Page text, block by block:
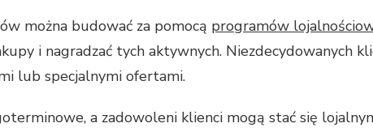
można budować za pomocą programów
i nagradzać tych aktywnych. Niezdecydowanych
lub specjalnymi ofertami.
a zadowoleni klienci mogą stać się